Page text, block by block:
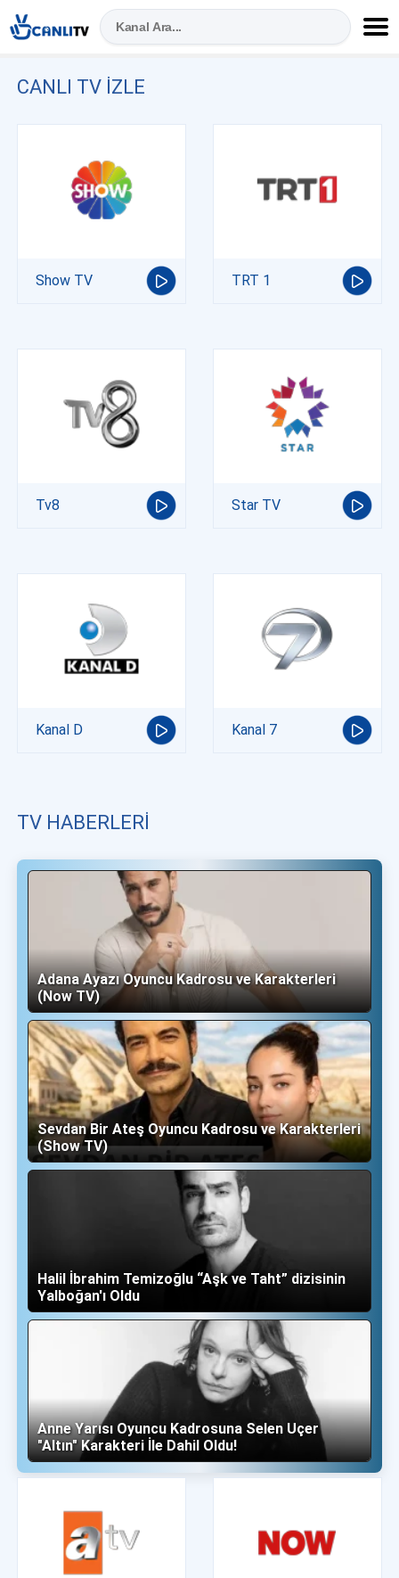
CANLI TV IZLE
Show TV TRT 1
Tv8 Star TV
Kanal D Kanal 7
TV HABERLERI
Adana Ayazı Oyuncu Kadrosu ve Karakterleri
(Now TV)
Sevdan Bir Ateş Oyuncu Kadrosu ve Karakterleri
(Show TV)
Halil İbrahim Temizoğlu “Aşk ve Taht” dizisinin
Yalboğan'ı Oldu
Anne Yarısı Oyuncu Kadrosuna Selen Uçer
"Altın" Karakteri İle Dahil Oldu!